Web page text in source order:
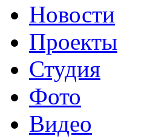
Новости
Проекты
Студия
Фото
Видео